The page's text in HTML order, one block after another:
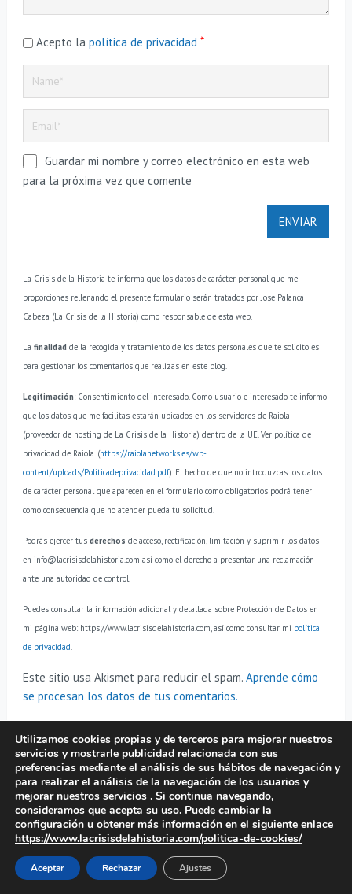
Acepto la política de privacidad *
Guardar mi nombre y correo electrónico en esta web
para la próxima vez que comente
La Crisis de la Historia te informa que los datos de carácter personal que me
proporciones rellenando el presente formulario serán tratados por Jose Palanca
Cabeza (La Crisis de la Historia) como responsable de esta web.
La finalidad de la recogida y tratamiento de los datos personales que te solicito es
para gestionar los comentarios que realizas en este blog.
Legitimación: Consentimiento del interesado. Como usuario e interesado te informo
que los datos que me facilitas estarán ubicados en los servidores de Raiola
(proveedor de hosting de La Crisis de la Historia) dentro de la UE. Ver política de
privacidad de Raiola. (https://raiolanetworks.es/wp-
content/uploads/Politicadeprivacidad.pdf). El hecho de que no introduzcas los datos
de carácter personal que aparecen en el formulario como obligatorios podrá tener
como consecuencia que no atender pueda tu solicitud.
Podrás ejercer tus derechos de acceso, rectificación, limitación y suprimir los datos
en info@lacrisisdelahistoria.com así como el derecho a presentar una reclamación
ante una autoridad de control.
Puedes consultar la información adicional y detallada sobre Protección de Datos en
mi página web: https://www.lacrisisdelahistoria.com, así como consultar mi política
de privacidad
Este sitio usa Akismet para reducir el spam. Aprende cómo
se procesan los datos de tus comentarios.
LA CRISIS DE LA HISTORIA
La Crisis de la Historia es una revista digital
de divulgación de historia y de literatura.
Registrada con ISNN 2444-4871
Utilizamos cookies propias y de terceros para mejorar nuestros
servicios y mostrarle publicidad relacionada con sus
preferencias mediante el análisis de sus hábitos de navegación y
para realizar el análisis de la navegación de los usuarios y
mejorar nuestros servicios . Si continua navegando,
consideramos que acepta su uso. Puede cambiar la
configuración u obtener más información en el siguiente enlace
https://www.lacrisisdelahistoria.com/politica-de-cookies/
Aceptar Rechazar Ajustes